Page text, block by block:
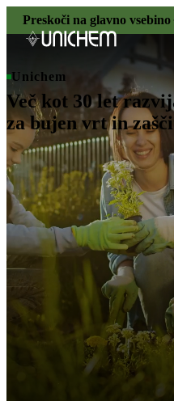
Preskoči na glavno vsebino
Unichem
Več kot 30 let
za bujen vrt in